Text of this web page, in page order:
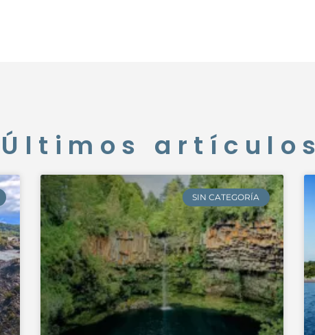
Últimos artículos
SIN CATEGORÍA